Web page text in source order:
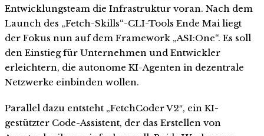
Entwicklungsteam die Infrastruktur voran. Nach dem
Launch des „Fetch-Skills“-CLI-Tools Ende Mai liegt
der Fokus nun auf dem Framework „ASI:One“. Es soll
den Einstieg für Unternehmen und Entwickler
erleichtern, die autonome KI-Agenten in dezentrale
Netzwerke einbinden wollen.
Parallel dazu entsteht „FetchCoder V2″, ein KI-
gestützter Code-Assistent, der das Erstellen von